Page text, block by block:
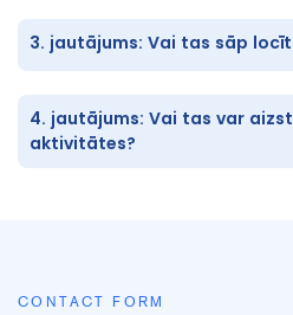
3. jautājums: Vai tas sāp
4. jautājums: Vai tas var
aktivitātes?
CONTACT FORM